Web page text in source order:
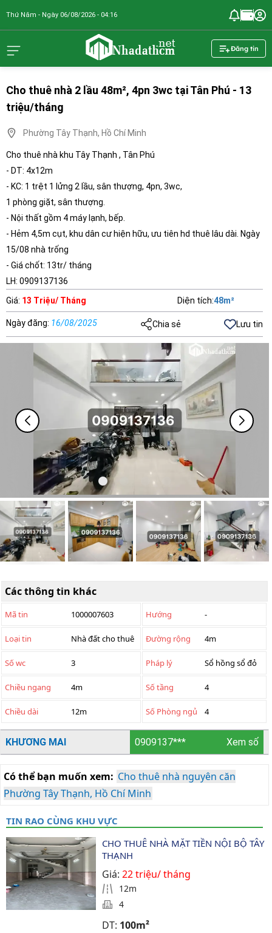
Thứ Năm - Ngày 06/08/2026 - 04:16
Đăng tin
Cho thuê nhà 2 lầu 48m², 4pn 3wc tại Tân Phú - 13
triệu/tháng
Phường Tây Thạnh, Hồ Chí Minh
Cho thuê nhà khu Tây Thạnh , Tân Phú
- DT: 4x12m
- KC: 1 trệt 1 lửng 2 lầu, sân thượng, 4pn, 3wc,
1 phòng giặt, sân thượng.
- Nội thất gồm 4 máy lạnh, bếp.
- Hẻm 4,5m cụt, khu dân cư hiện hữu, ưu tiên hd thuê lâu dài. Ngày
15/08 nhà trống
- Giá chốt: 13tr/ tháng
LH: 0909137136
Giá: 13 Triệu/ Tháng Diện tích:48m²
Ngày đăng: 16/08/2025 Chia sẻ Lưu tin
Các thông tin khác
Mã tin 1000007603 Hướng -
Loại tin Nhà đất cho thuê Đường rộng 4m
Số wc 3 Pháp lý Sổ hồng sổ đỏ
Chiều ngang 4m Số tầng 4
Chiều dài 12m Số Phòng ngủ 4
KHƯƠNG MAI 0909137*** Xem số
Có thể bạn muốn xem: Cho thuê nhà nguyên căn
Phường Tây Thạnh, Hồ Chí Minh
TIN RAO CÙNG KHU VỰC
CHO THUÊ NHÀ MẶT TIỀN NỘI BỘ TÂY
THẠNH
Giá:22 triệu/ tháng
12m
4
DT: 100m²